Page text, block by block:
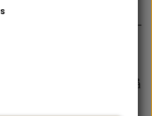
MS18R
vare nr: 40-12-51-2
leveringstid:
Varen er på